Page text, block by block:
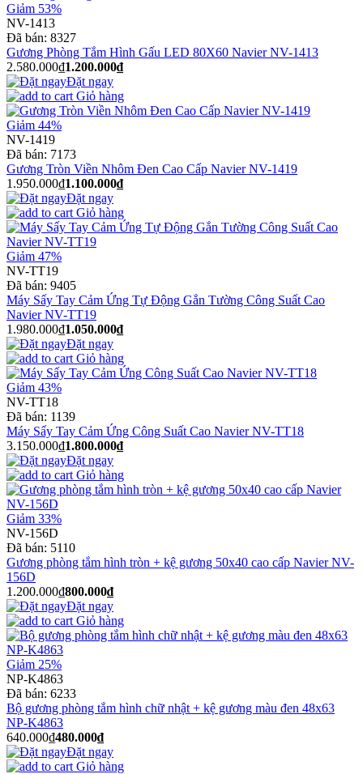
Giảm 53%
NV-1413
Đã bán: 8327
Gương Phòng Tắm Hình Gấu LED 80X60 Navier NV-1413
2.580.000₫1.200.000₫
Đặt ngay
Giỏ hàng
Giảm 44%
NV-1419
Đã bán: 7173
Gương Tròn Viền Nhôm Đen Cao Cấp Navier NV-1419
1.950.000₫1.100.000₫
Đặt ngay
Giỏ hàng
Giảm 47%
NV-TT19
Đã bán: 9405
Máy Sấy Tay Cảm Ứng Tự Động Gắn Tường Công Suất Cao
Navier NV-TT19
1.980.000₫1.050.000₫
Đặt ngay
Giỏ hàng
Giảm 43%
NV-TT18
Đã bán: 1139
Máy Sấy Tay Cảm Ứng Công Suất Cao Navier NV-TT18
3.150.000₫1.800.000₫
Đặt ngay
Giỏ hàng
Giảm 33%
NV-156D
Đã bán: 5110
Gương phòng tắm hình tròn + kệ gương 50x40 cao cấp Navier NV-
156D
1.200.000₫800.000₫
Đặt ngay
Giỏ hàng
Giảm 25%
NP-K4863
Đã bán: 6233
Bộ gương phòng tắm hình chữ nhật + kệ gương màu đen 48x63
NP-K4863
640.000₫480.000₫
Đặt ngay
Giỏ hàng